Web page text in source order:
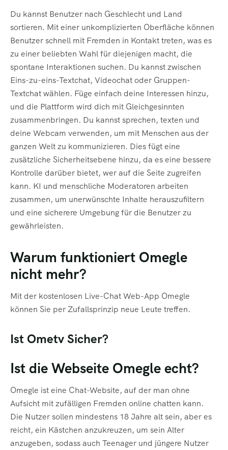
Du kannst Benutzer nach Geschlecht und Land
sortieren. Mit einer unkomplizierten Oberfläche können
Benutzer schnell mit Fremden in Kontakt treten, was es
zu einer beliebten Wahl für diejenigen macht, die
spontane Interaktionen suchen. Du kannst zwischen
Eins-zu-eins-Textchat, Videochat oder Gruppen-
Textchat wählen. Füge einfach deine Interessen hinzu,
und die Plattform wird dich mit Gleichgesinnten
zusammenbringen. Du kannst sprechen, texten und
deine Webcam verwenden, um mit Menschen aus der
ganzen Welt zu kommunizieren. Dies fügt eine
zusätzliche Sicherheitsebene hinzu, da es eine bessere
Kontrolle darüber bietet, wer auf die Seite zugreifen
kann. KI und menschliche Moderatoren arbeiten
zusammen, um unerwünschte Inhalte herauszufiltern
und eine sicherere Umgebung für die Benutzer zu
gewährleisten.
Warum funktioniert Omegle
nicht mehr?
Mit der kostenlosen Live-Chat Web-App Omegle
können Sie per Zufallsprinzip neue Leute treffen.
Ist Ometv Sicher?
Ist die Webseite Omegle echt?
Omegle ist eine Chat-Website, auf der man ohne
Aufsicht mit zufälligen Fremden online chatten kann.
Die Nutzer sollen mindestens 18 Jahre alt sein, aber es
reicht, ein Kästchen anzukreuzen, um sein Alter
anzugeben, sodass auch Teenager und jüngere Nutzer